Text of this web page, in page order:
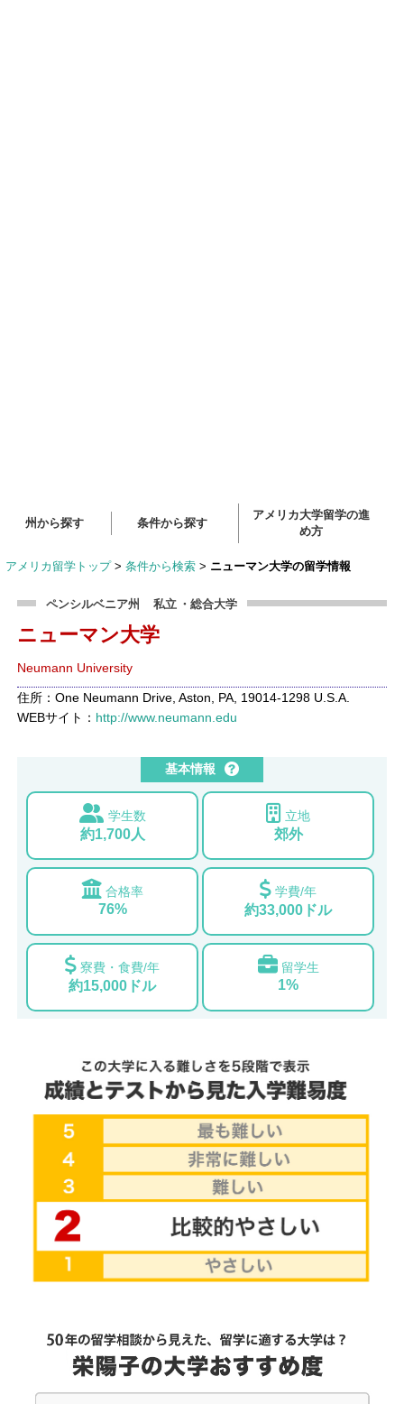
州から探す 条件から探す
アメリカ大学留学の進
め方
アメリカ留学トップ > 条件から検索 > ニューマン大学の留学情報
ペンシルベニア州 私立 ・総合大学
ニューマン大学
Neumann University
住所：One Neumann Drive, Aston, PA, 19014-1298 U.S.A.
WEBサイト： http://www.neumann.edu
基本情報
学生数
約1,700人
立地
郊外
合格率
76%
学費/年
約33,000ドル
寮費・食費/年
約15,000ドル
留学生
1%